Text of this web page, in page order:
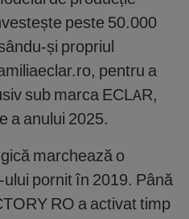
peste 50.000
și propriul
pentru a
sub marca ECLAR,
a anului 2025.
marchează o
pornit în 2019. Până
RO a activat timp